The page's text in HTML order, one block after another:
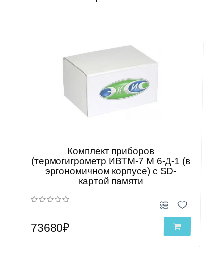
Комплект приборов
(термогигрометр ИВТМ-7 М 6-Д-1 (в
эргономичном корпусе) с SD-
картой памяти
73680₽